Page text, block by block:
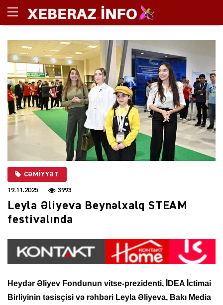
CƏMIYYƏT
19.11.2025 3993
Leyla Əliyeva Beynəlxalq STEAM
festivalında
Heydər Əliyev Fondunun vitse-prezidenti, İDEA İctimai
Birliyinin təsisçisi və rəhbəri Leyla Əliyeva, Bakı Media